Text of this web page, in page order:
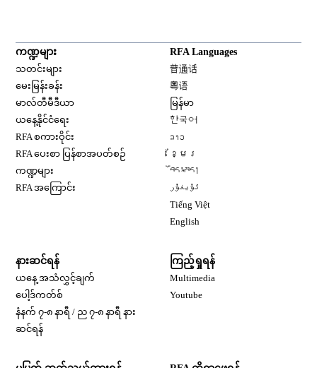
ကဏ္ဍများ
သတင်းများ
မေးမြန်းခန်း
မာလ်တီမီဒီယာ
ယနေ့နိုင်ငံရေး
RFA စကားဝိုင်း
RFA ပေးစာ ပြန်စာအပတ်စဉ်
ကဏ္ဍများ
RFA အကြောင်း
RFA Languages
普通话
粤语
မြန်မာ
한국어
ລາວ
ខ្មែរ
བོད་སྐད།
ئۇيغۇر
Tiếng Việt
English
နားဆင်ရန်
ယနေ့ အသံလွှင့်ချက်
ပေါ့ဒ်ကတ်စ်
နံနက် ၇-၈ နာရီ / ည ၇-၈ နာရီ နား
ဆင်ရန်
ကြည့်ရှုရန်
Multimedia
Youtube